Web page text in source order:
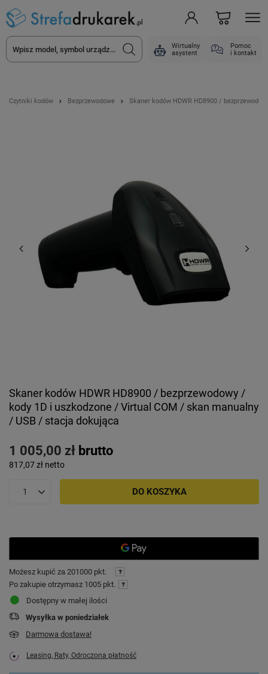
Wirtualny
asystent
Pomoc
i kontakt
Czytniki kodów Bezprzewodowe Skaner kodów HDWR HD8900 /
Skaner kodów HDWR HD8900 / bezprzewodowy /
kody 1D i uszkodzone / Virtual COM / skan manualny
/ USB / stacja dokująca
1 005,00 zł brutto
817,07 zł netto
DO KOSZYKA
Możesz kupić za 201000 pkt.
Po zakupie otrzymasz 1005 pkt.
Dostępny w małej ilości
Wysyłka w poniedziałek
Darmowa dostawa!
Leasing, Raty, Odroczona płatność